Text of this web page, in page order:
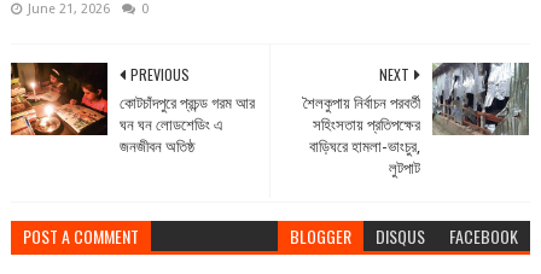
June 21, 2026 0
NEXT
শৈলকুপায় নির্বাচন পরবর্তী
সহিংসতায় প্রতিপক্ষের
বাড়িঘরে হামলা-ভাংচুর,
লুটপাট
PREVIOUS
কোটচাঁদপুরে প্রচন্ড গরম আর
ঘন ঘন লোডশেডিং এ
জনজীবন অতিষ্ঠ
POST A COMMENT BLOGGER DISQUS FACEBOOK